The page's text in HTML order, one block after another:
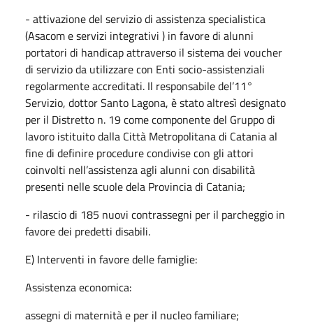
- attivazione del servizio di assistenza specialistica
(Asacom e servizi integrativi ) in favore di alunni
portatori di handicap attraverso il sistema dei voucher
di servizio da utilizzare con Enti socio-assistenziali
regolarmente accreditati. Il responsabile del’11°
Servizio, dottor Santo Lagona, è stato altresì designato
per il Distretto n. 19 come componente del Gruppo di
lavoro istituito dalla Città Metropolitana di Catania al
fine di definire procedure condivise con gli attori
coinvolti nell’assistenza agli alunni con disabilità
presenti nelle scuole dela Provincia di Catania;
- rilascio di 185 nuovi contrassegni per il parcheggio in
favore dei predetti disabili.
E) Interventi in favore delle famiglie:
Assistenza economica:
assegni di maternità e per il nucleo familiare;